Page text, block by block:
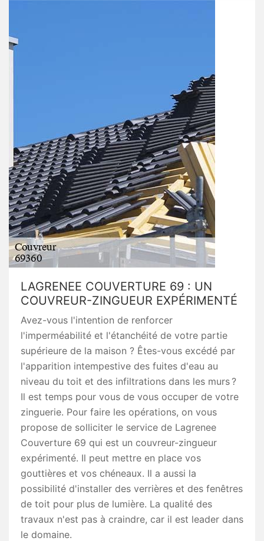
LAGRENEE COUVERTURE 69 : UN
COUVREUR-ZINGUEUR EXPÉRIMENTÉ
Avez-vous l'intention de renforcer
l'imperméabilité et l'étanchéité de votre partie
supérieure de la maison ? Êtes-vous excédé par
l'apparition intempestive des fuites d'eau au
niveau du toit et des infiltrations dans les murs ?
Il est temps pour vous de vous occuper de votre
zinguerie. Pour faire les opérations, on vous
propose de solliciter le service de Lagrenee
Couverture 69 qui est un couvreur-zingueur
expérimenté. Il peut mettre en place vos
gouttières et vos chéneaux. Il a aussi la
possibilité d'installer des verrières et des fenêtres
de toit pour plus de lumière. La qualité des
travaux n'est pas à craindre, car il est leader dans
le domaine.